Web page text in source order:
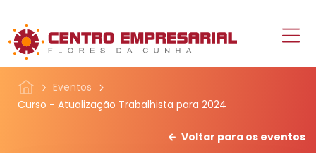
Eventos
Curso - Atualização Trabalhista para 2024
Voltar para os eventos